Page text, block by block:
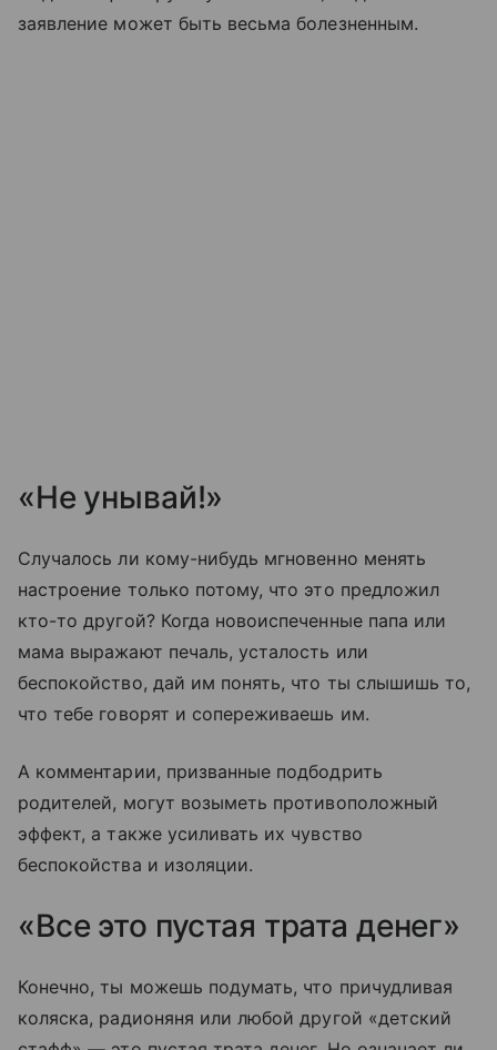
заявление может быть весьма болезненным.
«Не унывай!»
Случалось ли кому-нибудь мгновенно менять
настроение только потому, что это предложил
кто-то другой? Когда новоиспеченные папа или
мама выражают печаль, усталость или
беспокойство, дай им понять, что ты слышишь то,
что тебе говорят и сопереживаешь им.
А комментарии, призванные подбодрить
родителей, могут возыметь противоположный
эффект, а также усиливать их чувство
беспокойства и изоляции.
«Все это пустая трата денег»
Конечно, ты можешь подумать, что причудливая
коляска, радионяня или любой другой «детский